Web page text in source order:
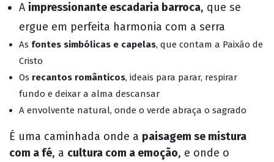
A impressionante escadaria barroca, que se
ergue em perfeita harmonia com a serra
As fontes simbólicas e capelas, que contam a Paixão de
Cristo
Os recantos românticos, ideais para parar, respirar
fundo e deixar a alma descansar
A envolvente natural, onde o verde abraça o sagrado
É uma caminhada onde a paisagem se mistura
com a fé, a cultura com a emoção, e onde o